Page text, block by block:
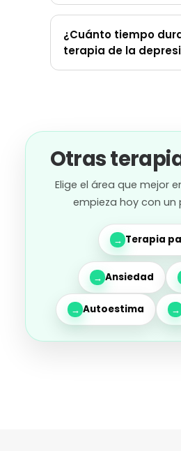
¿Cuánto tiempo
terapia de la
Otras
Elige el área que mejor
empieza hoy con un
→ Terapia
→ Ansiedad
→ Autoestima →